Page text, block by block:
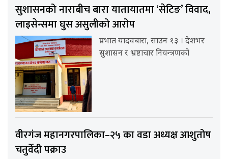
सुशासनको नाराबीच बारा यातायातमा ‘सेटिङ’ विवाद,
लाइसेन्समा घुस असुलीको आरोप
प्रभात यादवबारा, साउन १३ । देशभर
सुशासन र भ्रष्टाचार नियन्त्रणको
वीरगंज महानगरपालिका–२५ का वडा अध्यक्ष आशुतोष
चतुर्वेदी पक्राउ